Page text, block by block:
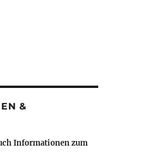
&
Informationen zum